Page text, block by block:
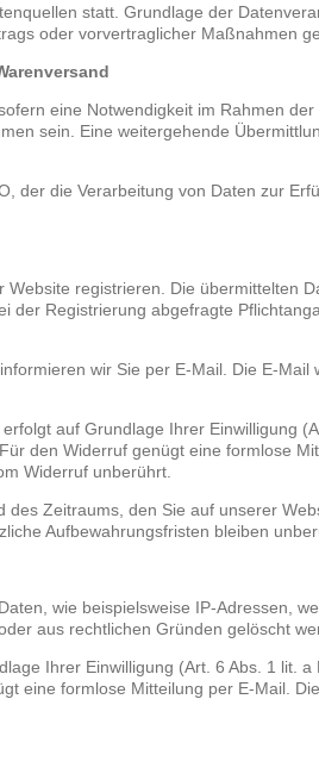
statt. Grundlage der
oder vorvertraglicher Maßnahmen
eine Notwendigkeit im Rahmen
sein. Eine weitergehende
der die Verarbeitung von Daten zur
registrieren. Die übermittelten
Registrierung abgefragte
wir Sie per E-Mail. Die E-Mail
auf Grundlage Ihrer Einwilligung
den Widerruf genügt eine formlose
Widerruf unberührt.
Zeitraums, den Sie auf unserer
Aufbewahrungsfristen bleiben
wie beispielsweise IP-Adressen,
aus rechtlichen Gründen gelöscht
Ihrer Einwilligung (Art. 6 Abs. 1 lit.
eine formlose Mitteilung per E-Mail.